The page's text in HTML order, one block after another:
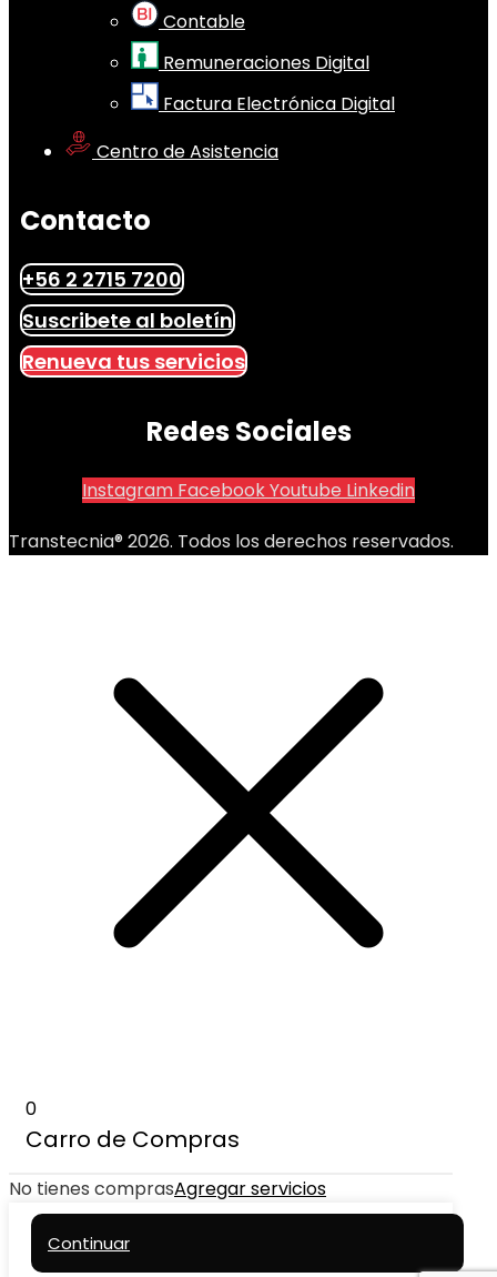
Contable
Remuneraciones Digital
Factura Electrónica Digital
Centro de Asistencia
Contacto
+56 2 2715 7200
Suscribete al boletín
Renueva tus servicios
Redes Sociales
Instagram FacebookYoutube Linkedin
Transtecnia® 2026. Todos los derechos reservados.
0
Carro de Compras
No tienes comprasAgregar servicios
Continuar